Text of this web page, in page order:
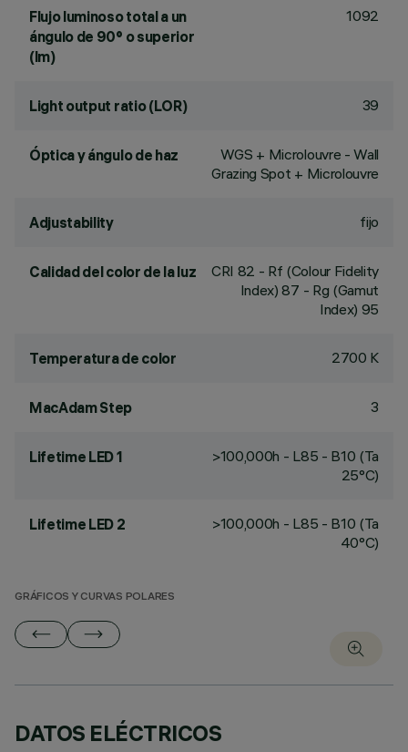
Flujo luminoso total a un
ángulo de 90° o superior
(lm)
1092
Light output ratio (LOR) 39
Óptica y ángulo de haz
WGS + Microlouvre - Wall
Grazing Spot + Microlouvre
Adjustability fijo
Calidad del color de la luz CRI 82 - Rf (Colour Fidelity
Index) 87 - Rg (Gamut
Index) 95
Temperatura de color 2700 K
MacAdam Step 3
Lifetime LED 1
>100,000h - L85 - B10 (Ta
25°C)
Lifetime LED 2
>100,000h - L85 - B10 (Ta
40°C)
GRÁFICOS Y CURVAS POLARES
DATOS ELÉCTRICOS